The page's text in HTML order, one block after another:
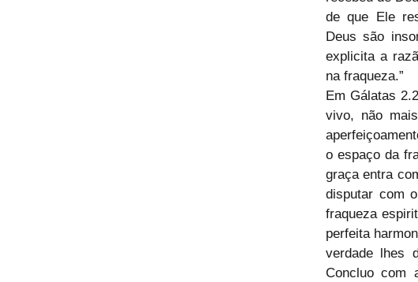
de que Ele
Deus são
explicita a
na fraqueza.”
Em Gálatas
vivo, não
o espaço da
graça entra
disputar com
fraqueza
perfeita
verdade lhes
Concluo com